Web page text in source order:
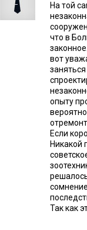
На той
что в
вот
опыту
Если
Никакой
Так как